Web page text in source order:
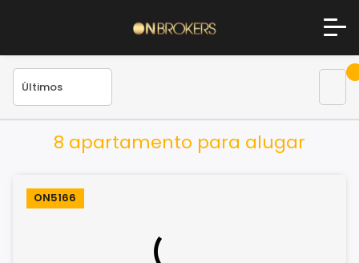
8 apartamento para alugar
ON5166